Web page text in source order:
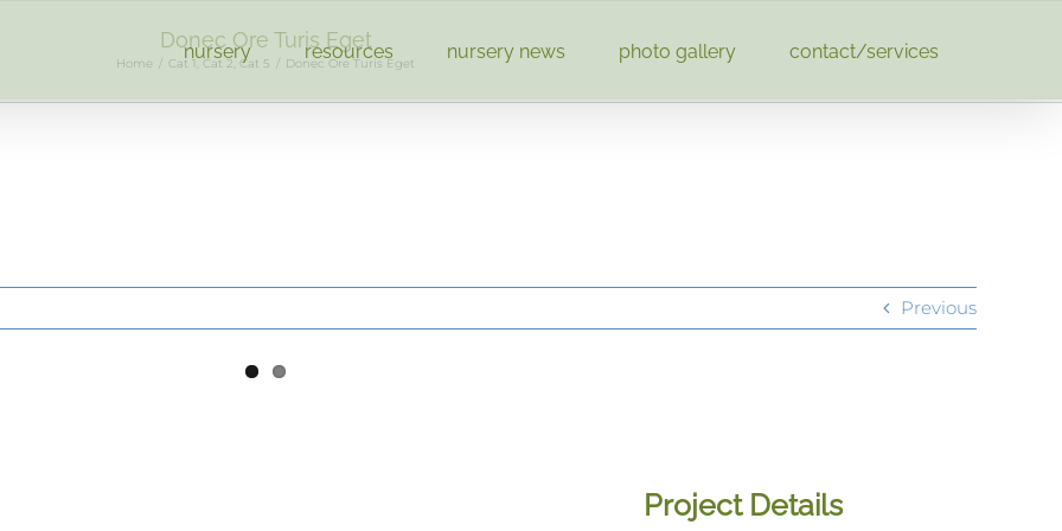
nursery resources nursery news photo gallery contact/services
Donec Ore Turis Eget
Home / Cat 1,Cat 2,Cat 5 / Donec Ore Turis Eget
Previous
Project Details